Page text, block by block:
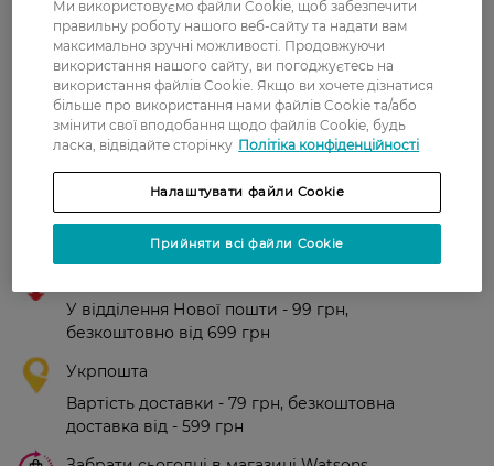
Рейтинг та відгуки
0 0 відгуків
Доставка
У відділення Нової пошти - 99 грн,
безкоштовно від 699 грн
Укрпошта
Вартість доставки - 79 грн, безкоштовна
доставка від - 599 грн
Ми використовуємо файли Cookie, щоб забезпечити
правильну роботу нашого веб-сайту та надати вам
максимально зручні можливості. Продовжуючи
використання нашого сайту, ви погоджуєтесь на
використання файлів Cookie. Якщо ви хочете дізнатися
більше про використання нами файлів Cookie та/або
змінити свої вподобання щодо файлів Cookie, будь
ласка, відвідайте сторінку Політіка конфіденційності
Налаштувати файли Cookie
Прийняти всі файли Cookie